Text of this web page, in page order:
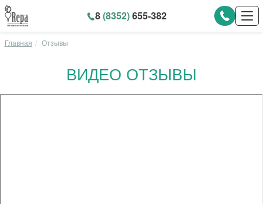
8(8352)655-382
Главная Отзывы
ВИДЕО ОТЗЫВЫ